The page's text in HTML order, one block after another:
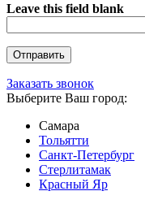
Leave this field blank
Заказать звонок
Выберите Ваш город:
Самара
Тольятти
Санкт-Петербург
Стерлитамак
Красный Яр